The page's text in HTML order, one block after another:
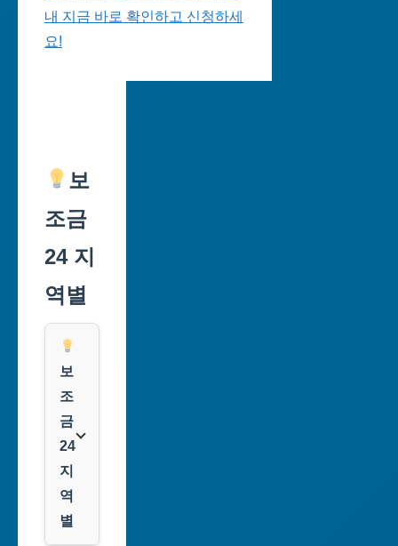
내 지금 바로 확인하고 신청하세
요!
보
조금
24 지
역별
보
조
금
24
지
역
별